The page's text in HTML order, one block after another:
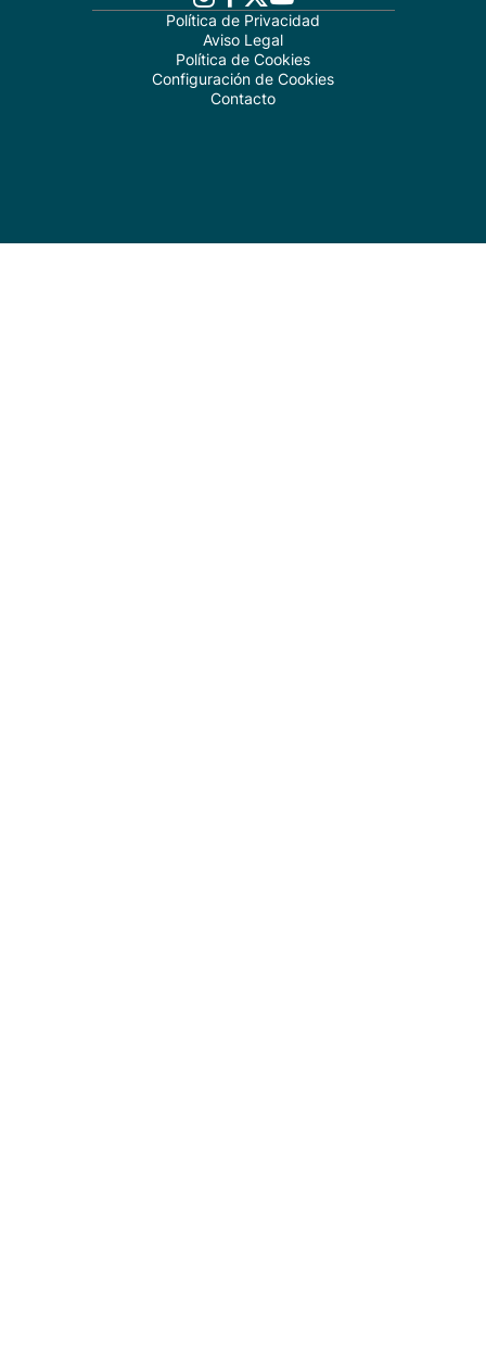
Política de Privacidad
Aviso Legal
Política de Cookies
Configuración de Cookies
Contacto